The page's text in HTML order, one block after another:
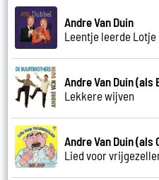
Andre Van Duin
Leentje leerde Lotje
Andre Van Duin
Lekkere wijven
Andre Van Duin (als
Lied voor